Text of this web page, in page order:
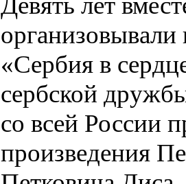
«Сербия в
сербской
со всей России
произведения